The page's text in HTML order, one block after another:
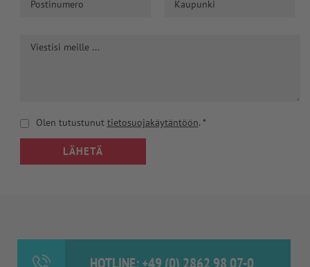
Olen tutustunut tietosuojakäytäntöön. *
LÄHETÄ
HOTLINE: +49 (0) 2862 98 07-0